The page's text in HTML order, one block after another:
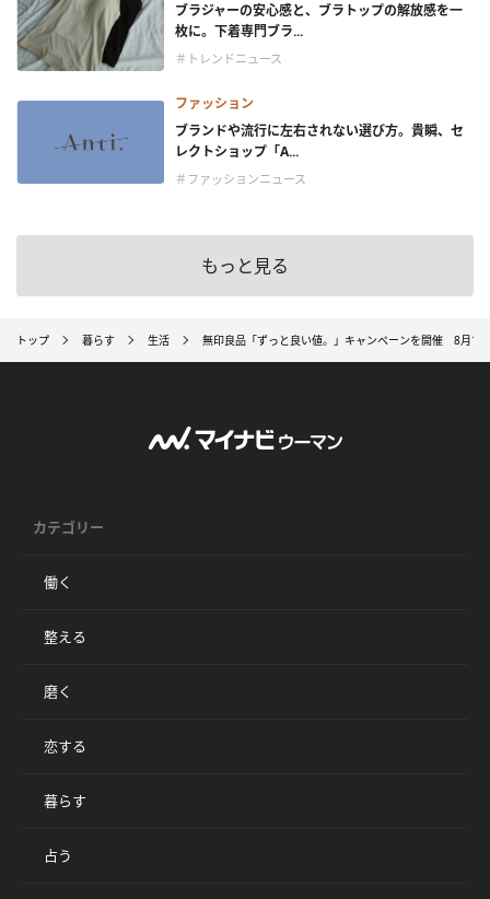
ブラジャーの安心感と、ブラトップの解放感を一
枚に。下着専門ブラ...
＃トレンドニュース
ファッション
ブランドや流行に左右されない選び方。貴瞬、セ
レクトショップ「A...
＃ファッションニュース
もっと見る
トップ 暮らす 生活 無印良品「ずっと良い値。」キャンペーンを開催 8月19
カテゴリー
働く
整える
磨く
恋する
暮らす
占う